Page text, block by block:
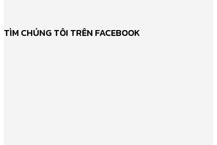
TÌM CHÚNG TÔI TRÊN FACEBOOK